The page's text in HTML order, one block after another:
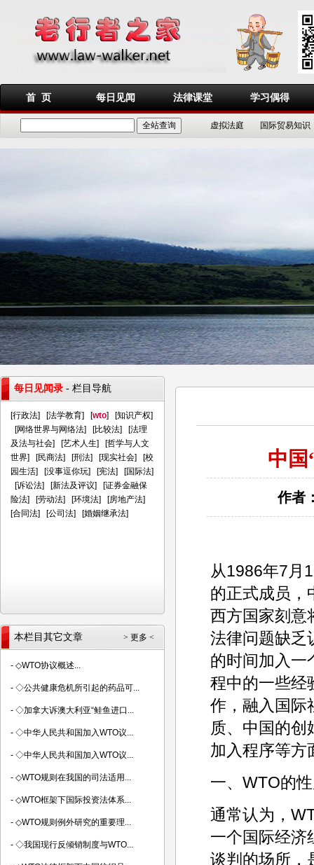
首 页 每日见闻 法律课堂 学习偶得
虚拟法庭 国际贸易知识
中国
作者
从1986年7月
的正式成员，
西方国家刻意
法律问题缺乏
的时间加入一
程中的一些经
作，融入国际
质、中国的创
加入程序等方
一、WTO的
通常认为，
一个国际经济
谈判的场所，
每日见闻录 - 栏目导航
[行政法] [法学教育] [wto] [知识产权]
[网络世界与网络法] [比较法] [法理
及法与社会] [艺术人生] [哲学与人文
世界] [民商法] [刑法] [现实社会] [校
园生活] [没事逗你玩] [宪法] [国际法]
[诉讼法] [新法及评议] [证券金融保
险法] [劳动法] [环境法] [房地产法]
[合同法] [公司法] [婚姻继承法]
> 更多 <
本栏目其它文章
- ◇WTO协议概述...
- ◇公共健康危机所引起的药品可...
- ◇加拿大诉澳大利亚“鲑鱼进口...
- ◇中华人民共和国加入WTO议...
- ◇中华人民共和国加入WTO议...
- ◇WTO规则在我国的司法适用...
- ◇WTO框架下国际投资法体系...
- ◇WTO规则例外研究的重要理...
- ◇我国现行反倾销制度与WTO...